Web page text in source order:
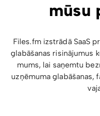
mūsu
Files.fm izstrādā SaaS
glabāšanas risinājumus
mums, lai saņemtu
uzņēmuma glabāšanas,